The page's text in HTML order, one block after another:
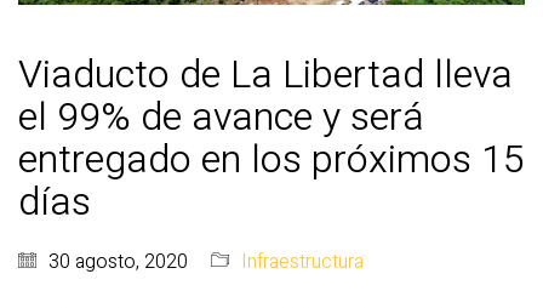
Viaducto de La Libertad lleva
el 99% de avance y será
entregado en los próximos 15
días
30 agosto, 2020 Infraestructura